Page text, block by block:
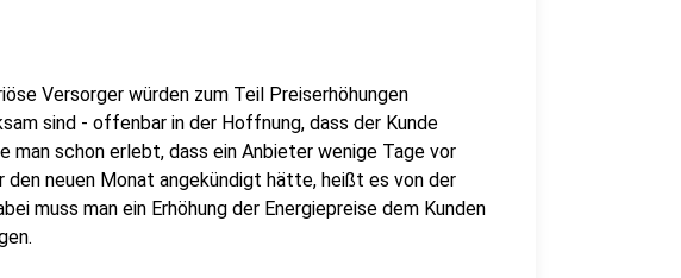
Versorger würden zum Teil Preiserhöhungen
sind - offenbar in der Hoffnung, dass der Kunde
man schon erlebt, dass ein Anbieter wenige Tage vor
den neuen Monat angekündigt hätte, heißt es von der
muss man ein Erhöhung der Energiepreise dem Kunden